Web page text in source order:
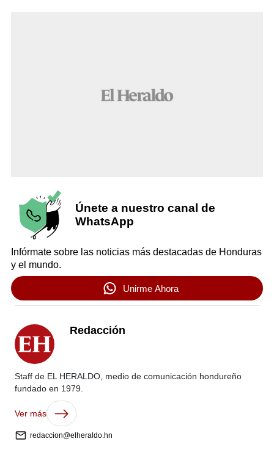
Únete a nuestro canal de
WhatsApp
Infórmate sobre las noticias más destacadas de Honduras
y el mundo.
Unirme Ahora
Redacción
Staff de EL HERALDO, medio de comunicación hondureño
fundado en 1979.
Ver más
redaccion@elheraldo.hn